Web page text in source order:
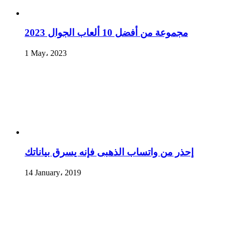
مجموعة من أفضل 10 ألعاب الجوال 2023
1 May، 2023
إحذر من واتساب الذهبى فإنه يسرق بياناتك
14 January، 2019